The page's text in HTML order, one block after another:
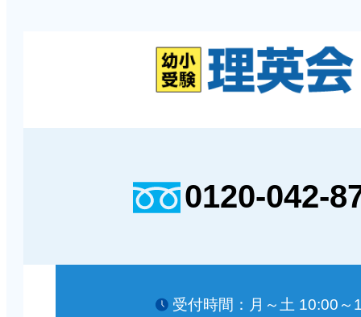
0120-042-
受付時間：月～土 10:00～